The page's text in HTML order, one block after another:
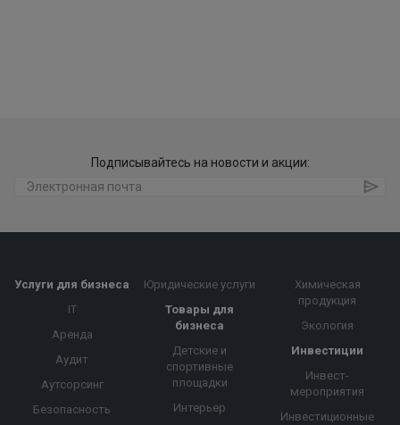
Подписывайтесь на новости и акции:
Услуги для бизнеса
IT
Аренда
Аудит
Аутсорсинг
Безопасность
Юридические услуги
Товары для
бизнеса
Детские и
спортивные
площадки
Интерьер
Химическая
продукция
Экология
Инвестиции
Инвест-
мероприятия
Инвестиционные